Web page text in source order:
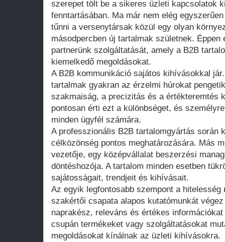
szerepet tölt be a sikeres üzleti kapcsolatok
fenntartásában. Ma már nem elég
tűnni a versenytársak közül egy olyan
másodpercben új tartalmak születnek. Éppen
partnerünk szolgáltatását, amely a B2B
kiemelkedő megoldásokat.
A B2B kommunikáció sajátos kihívásokkal
tartalmak gyakran az érzelmi húrokat
szakmaiság, a precizitás és a értékteremtés
pontosan érti ezt a különbséget, és
minden ügyfél számára.
A professzionális B2B tartalomgyártás során
célközönség pontos meghatározására. Más
vezetője, egy középvállalat beszerzési
döntéshozója. A tartalom minden esetben
sajátosságait, trendjeit és kihívásait.
Az egyik legfontosabb szempont a hitelesség
szakértői csapata alapos kutatómunkát
naprakész, releváns és értékes
csupán termékeket vagy szolgáltatásokat
megoldásokat kínálnak az üzleti kihívásokra.